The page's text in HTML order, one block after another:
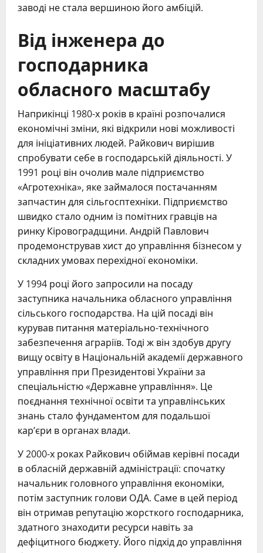
заводі не стала вершиною його амбіцій.
Від інженера до
господарника
обласного масштабу
Наприкінці 1980-х років в країні розпочалися
економічні зміни, які відкрили нові можливості
для ініціативних людей. Райкович вирішив
спробувати себе в господарській діяльності. У
1991 році він очолив мале підприємство
«Агротехніка», яке займалося постачанням
запчастин для сільгосптехніки. Підприємство
швидко стало одним із помітних гравців на
ринку Кіровоградщини. Андрій Павлович
продемонстрував хист до управління бізнесом у
складних умовах перехідної економіки.
У 1994 році його запросили на посаду
заступника начальника обласного управління
сільського господарства. На цій посаді він
курував питання матеріально-технічного
забезпечення аграріїв. Тоді ж він здобув другу
вищу освіту в Національній академії державного
управління при Президентові України за
спеціальністю «Державне управління». Це
поєднання технічної освіти та управлінських
знань стало фундаментом для подальшої
кар’єри в органах влади.
У 2000-х роках Райкович обіймав керівні посади
в обласній державній адміністрації: спочатку
начальник головного управління економіки,
потім заступник голови ОДА. Саме в цей період
він отримав репутацію жорсткого господарника,
здатного знаходити ресурси навіть за
дефіцитного бюджету. Його підхід до управління